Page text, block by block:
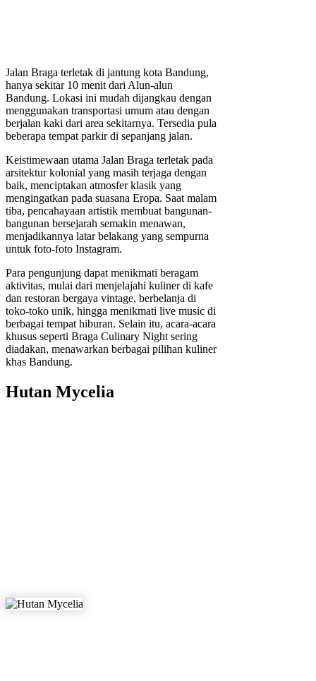
Jalan Braga terletak di jantung kota Bandung,
hanya sekitar 10 menit dari Alun-alun
Bandung. Lokasi ini mudah dijangkau dengan
menggunakan transportasi umum atau dengan
berjalan kaki dari area sekitarnya. Tersedia pula
beberapa tempat parkir di sepanjang jalan.
Keistimewaan utama Jalan Braga terletak pada
arsitektur kolonial yang masih terjaga dengan
baik, menciptakan atmosfer klasik yang
mengingatkan pada suasana Eropa. Saat malam
tiba, pencahayaan artistik membuat bangunan-
bangunan bersejarah semakin menawan,
menjadikannya latar belakang yang sempurna
untuk foto-foto Instagram.
Para pengunjung dapat menikmati beragam
aktivitas, mulai dari menjelajahi kuliner di kafe
dan restoran bergaya vintage, berbelanja di
toko-toko unik, hingga menikmati live music di
berbagai tempat hiburan. Selain itu, acara-acara
khusus seperti Braga Culinary Night sering
diadakan, menawarkan berbagai pilihan kuliner
khas Bandung.
Hutan Mycelia